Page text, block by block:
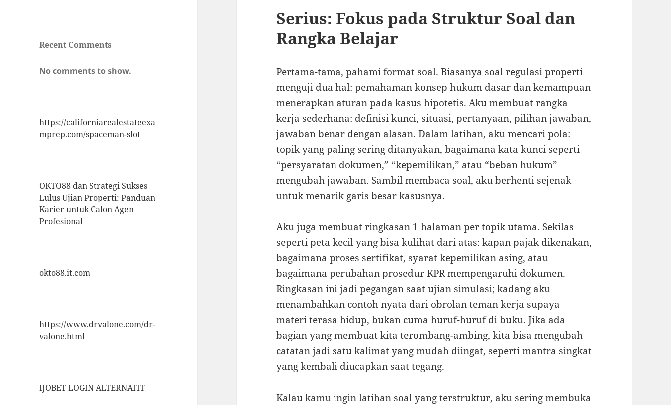
Recent Comments
No comments to show.
https://californiarealestateexa
mprep.com/spaceman-slot
OKTO88 dan Strategi Sukses
Lulus Ujian Properti: Panduan
Karier untuk Calon Agen
Profesional
okto88.it.com
https://www.drvalone.com/dr-
valone.html
IJOBET LOGIN ALTERNAITF
Serius: Fokus pada Struktur Soal dan
Rangka Belajar
Pertama-tama, pahami format soal. Biasanya soal regulasi properti
menguji dua hal: pemahaman konsep hukum dasar dan kemampuan
menerapkan aturan pada kasus hipotetis. Aku membuat rangka
kerja sederhana: definisi kunci, situasi, pertanyaan, pilihan jawaban,
jawaban benar dengan alasan. Dalam latihan, aku mencari pola:
topik yang paling sering ditanyakan, bagaimana kata kunci seperti
“persyaratan dokumen,” “kepemilikan,” atau “beban hukum”
mengubah jawaban. Sambil membaca soal, aku berhenti sejenak
untuk menarik garis besar kasusnya.
Aku juga membuat ringkasan 1 halaman per topik utama. Sekilas
seperti peta kecil yang bisa kulihat dari atas: kapan pajak dikenakan,
bagaimana proses sertifikat, syarat kepemilikan asing, atau
bagaimana perubahan prosedur KPR mempengaruhi dokumen.
Ringkasan ini jadi pegangan saat ujian simulasi; kadang aku
menambahkan contoh nyata dari obrolan teman kerja supaya
materi terasa hidup, bukan cuma huruf-huruf di buku. Jika ada
bagian yang membuat kita terombang-ambing, kita bisa mengubah
catatan jadi satu kalimat yang mudah diingat, seperti mantra singkat
yang kembali diucapkan saat tegang.
Kalau kamu ingin latihan soal yang terstruktur, aku sering membuka